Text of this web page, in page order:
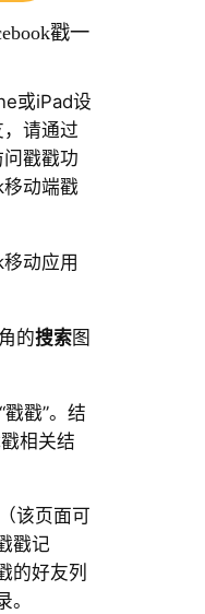
戳一
或iPad设
请通过
戳戳功
动端戳
动应用
的搜索图
戳”。结
相关结
该页面可
戳记
的好友列